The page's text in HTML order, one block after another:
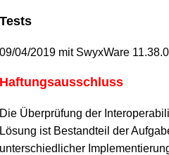
Tests
09/04/2019 mit SwyxWare
Haftungsausschluss
Die Überprüfung der
Lösung ist Bestandteil der
unterschiedlicher